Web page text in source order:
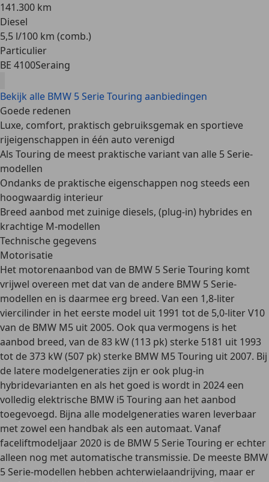
141.300 km
Diesel
5,5 l/100 km (comb.)
Particulier
BE 4100Seraing
Bekijk alle BMW 5 Serie Touring aanbiedingen
Goede redenen
Luxe, comfort, praktisch gebruiksgemak en sportieve
rijeigenschappen in één auto verenigd
Als Touring de meest praktische variant van alle 5 Serie-
modellen
Ondanks de praktische eigenschappen nog steeds een
hoogwaardig interieur
Breed aanbod met zuinige diesels, (plug-in) hybrides en
krachtige M-modellen
Technische gegevens
Motorisatie
Het motorenaanbod van de BMW 5 Serie Touring komt
vrijwel overeen met dat van de andere BMW 5 Serie-
modellen en is daarmee erg breed. Van een 1,8-liter
viercilinder in het eerste model uit 1991 tot de 5,0-liter V10
van de BMW M5 uit 2005. Ook qua vermogens is het
aanbod breed, van de 83 kW (113 pk) sterke 5181 uit 1993
tot de373 kW (507 pk) sterke BMW M5 Touring uit 2007. Bij
de latere modelgeneraties zijn er ook plug-in
hybridevarianten en als het goed is wordt in 2024 een
volledig elektrische BMW i5 Touring aan het aanbod
toegevoegd. Bijna alle modelgeneraties waren leverbaar
metzowel een handbak als een automaat. Vanaf
faceliftmodeljaar 2020 is de BMW 5 Serie Touring er echter
alleen nog met automatische transmissie. De meeste BMW
5 Serie-modellen hebben achterwielaandrijving, maar er